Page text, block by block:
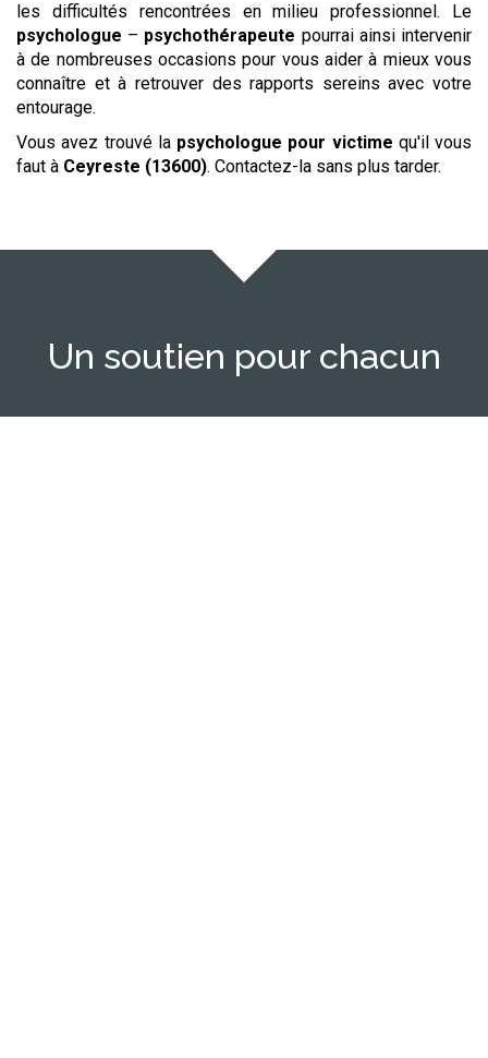
les difficultés rencontrées en milieu professionnel. Le
psychologue – psychothérapeute pourrai ainsi intervenir
à de nombreuses occasions pour vous aider à mieux vous
connaître et à retrouver des rapports sereins avec votre
entourage.
Vous avez trouvé la psychologue pour victime qu'il vous
faut à Ceyreste (13600). Contactez-la sans plus tarder.
Un soutien pour chacun